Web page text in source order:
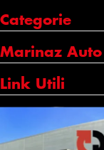
Categorie
Portaggio e carico
Accessori
Cura e
Catene da neve
Marinaz Auto
Chi siamo
I nostri marchi
Servizi
Link Utili
Copyright